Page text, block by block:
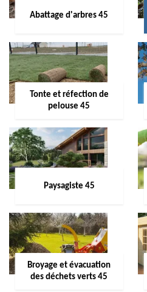
Abattage d'arbres 45
Tonte et réfection de
pelouse 45
Paysagiste 45
Broyage et évacuation
des déchets verts 45